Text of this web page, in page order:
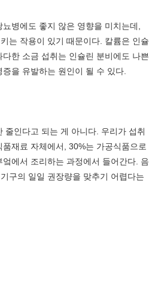
병에도 좋지 않은 영향을 미치는데,
는 작용이 있기 때문이다. 칼륨은 인슐
한 소금 섭취는 인슐린 분비에도 나쁜
을 유발하는 원인이 될 수 있다.
인다고 되는 게 아니다. 우리가 섭취
재료 자체에서, 30%는 가공식품으로
에서 조리하는 과정에서 들어간다. 음
구의 일일 권장량을 맞추기 어렵다는